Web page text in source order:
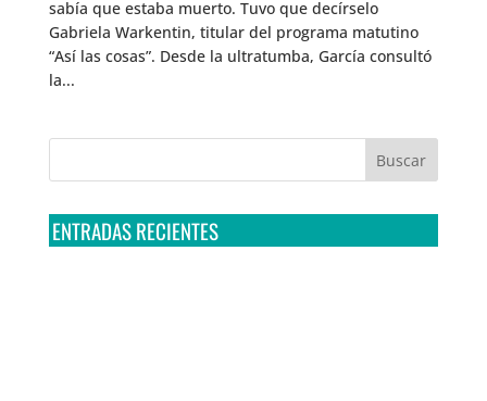
sabía que estaba muerto. Tuvo que decírselo
Gabriela Warkentin, titular del programa matutino
“Así las cosas”. Desde la ultratumba, García consultó
la...
ENTRADAS RECIENTES